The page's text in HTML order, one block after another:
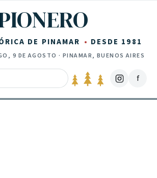
DE PINAMAR DESDE 1981
9 DE AGOSTO · PINAMAR, BUENOS AIRES
f